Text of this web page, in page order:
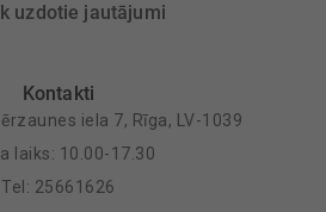
uzdotie jautājumi
Kontakti
iela 7, Rīga, LV-1039
laiks: 10.00-17.30
Tel: 25661626